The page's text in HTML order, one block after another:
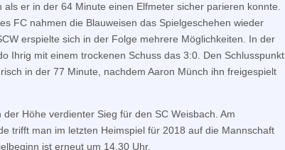
er in der 64 Minute einen Elfmeter sicher parieren konnte.
FC nahmen die Blauweisen das Spielgeschehen wieder
erspielte sich in der Folge mehrere Möglichkeiten. In der
Ihrig mit einem trockenen Schuss das 3:0. Den Schlusspunkt
in der 77 Minute, nachdem Aaron Münch ihn freigespielt
Höhe verdienter Sieg für den SC Weisbach. Am
trifft man im letzten Heimspiel für 2018 auf die Mannschaft
ist erneut um 14.30 Uhr.